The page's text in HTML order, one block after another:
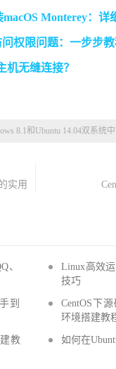
Monterey：详
权限问题：一步步
无缝连接？
8.1和Ubuntu 14.04双系统
实用
、
Linux高效
技巧
到
CentOS下
环境搭建教
教
如何在